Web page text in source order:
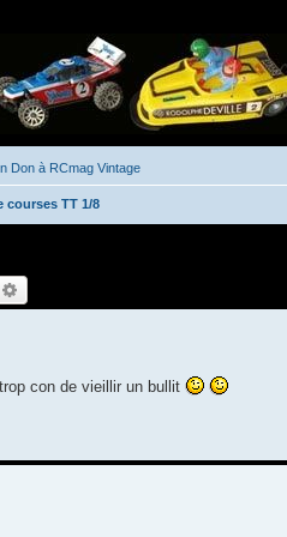
Don à RCmag Vintage
courses TT 1/8
con de vieillir un bullit